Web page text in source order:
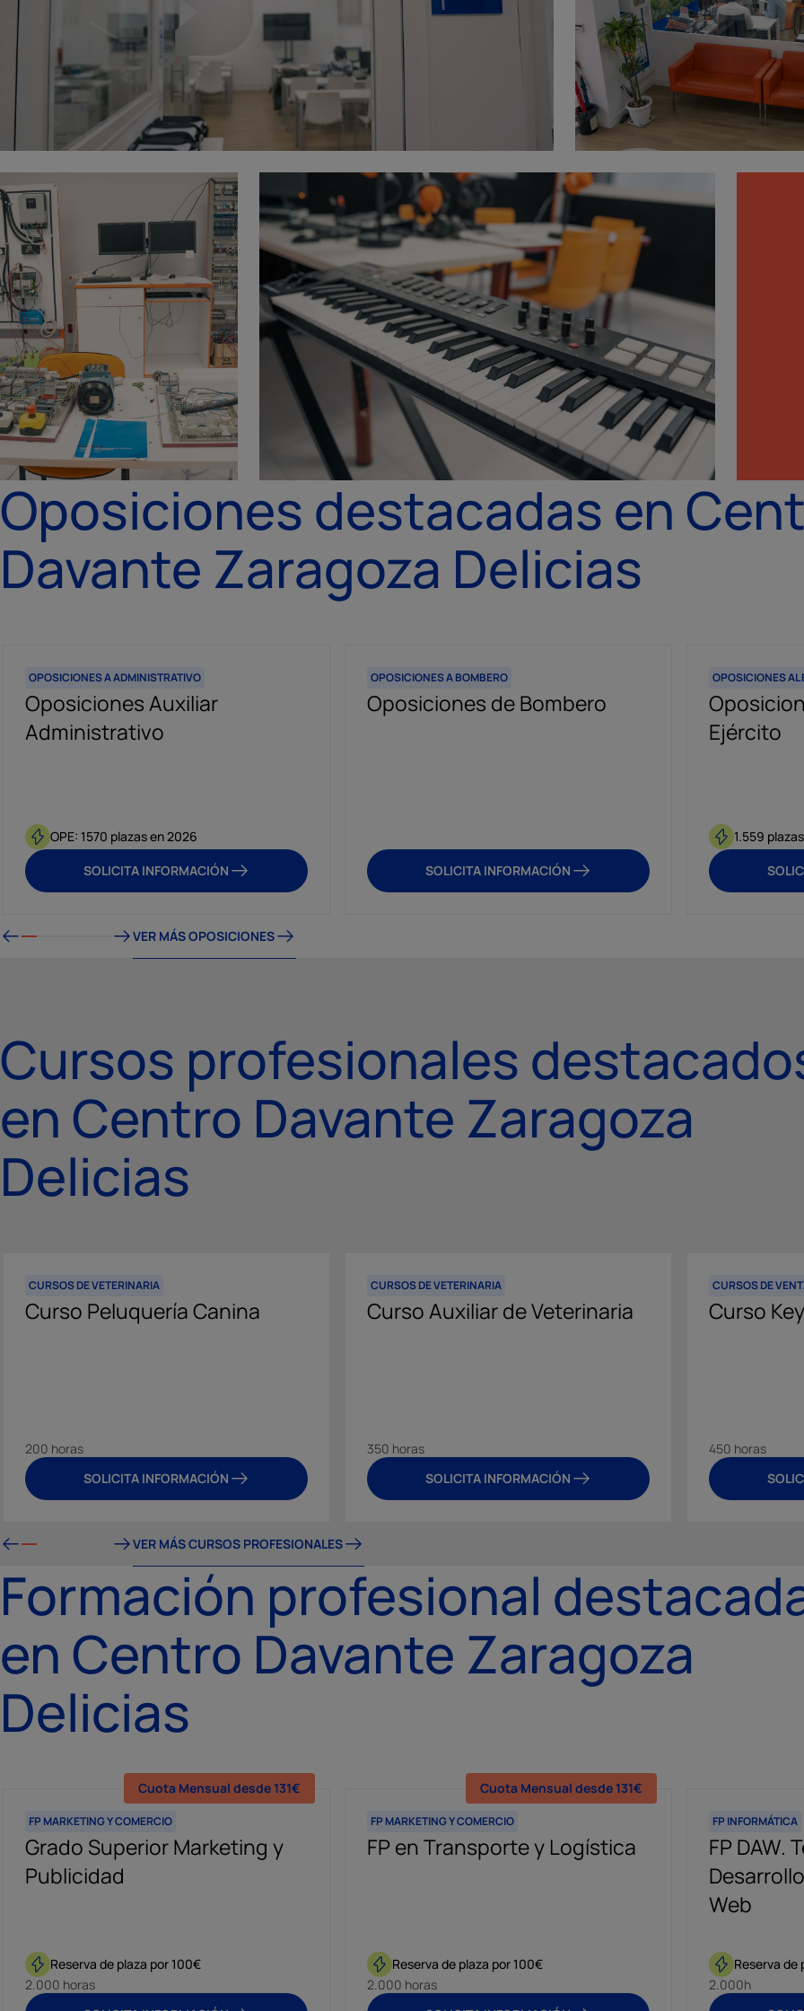
Oposiciones destacadas en
Davante Zaragoza Delicias
OPOSICIONES A ADMINISTRATIVO
Oposiciones Auxiliar
Administrativo
OPE: 1570 plazas en 2026
SOLICITA INFORMACIÓN
OPOSICIONES A BOMBERO
Oposiciones de Bombero
SOLICITA INFORMACIÓN
OPOSICIONES AL
Ejército
1.559
VER MÁS OPOSICIONES
Cursos profesionales
en Centro Davante Zaragoza
Delicias
CURSOS DE VETERINARIA
Curso Peluquería Canina
200 horas
SOLICITA INFORMACIÓN
CURSOS DE VETERINARIA
Curso Auxiliar de Veterinaria
350 horas
SOLICITA INFORMACIÓN
CURSOS DE
Curso
450 horas
VER MÁS CURSOS PROFESIONALES
Formación profesional
en Centro Davante Zaragoza
Delicias
Cuota Mensual desde 131€
FP MARKETING Y COMERCIO
Grado Superior Marketing y
Publicidad
Reserva de plaza por 100€
2.000 horas
Cuota Mensual desde 131€
FP MARKETING Y COMERCIO
FP en Transporte y Logística
Reserva de plaza por 100€
2.000 horas
FP INFORMÁTICA
FP DAW.
Web
Reserva de
2.000h